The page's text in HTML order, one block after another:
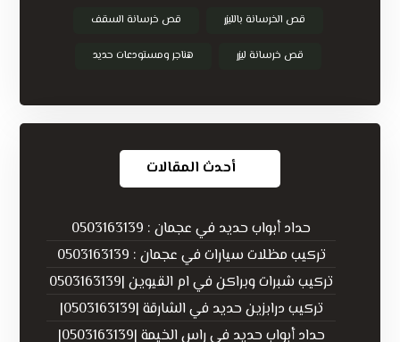
قص الخرسانة بالليزر قص خرسانة السقف
قص خرسانة ليزر هناجر ومستودعات حديد
أحدث المقالات
حداد أبواب حديد في عجمان : 0503163139
تركيب مظلات سيارات في عجمان : 0503163139
تركيب شبرات وبراكن في ام القيوين |0503163139
تركيب درابزين حديد في الشارقة |0503163139|
حداد أبواب حديد في راس الخيمة |0503163139|